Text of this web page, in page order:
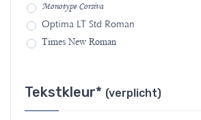
Monotype Corsiva
Optima LT Std Roman
Times New Roman
Tekstkleur* (verplicht)